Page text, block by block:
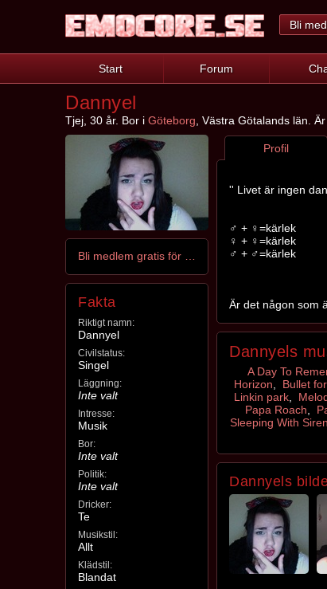
Bli
Start Forum
Dannyel
Tjej, 30 år. Bor i Göteborg , Västra Götalands län. Är
Fakta
Riktigt namn:
Dannyel
Civilstatus:
Singel
Läggning:
Inte valt
Intresse:
Musik
Bor:
Inte valt
Politik:
Inte valt
Dricker:
Te
Musikstil:
Allt
Klädstil:
Blandat
Profil
'' Livet är ingen
♂ + ♀=kärlek
♀ + ♀=kärlek
♂ + ♂=kärlek
Är det någon som
Dannyels
A Day To
Horizon
Bullet
Linkin park,
Papa Roach
Sleeping With
Dannyels